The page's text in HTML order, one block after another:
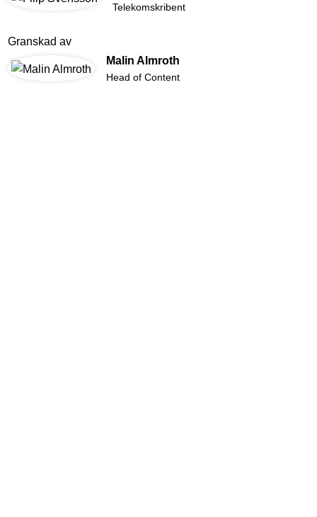
Telekomskribent
Granskad av
Malin Almroth
Head of Content